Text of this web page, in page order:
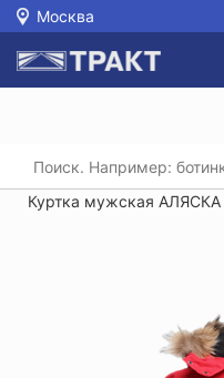
Москва
Главная / /
Утепленные куртки и
Куртка мужская АЛЯСКА